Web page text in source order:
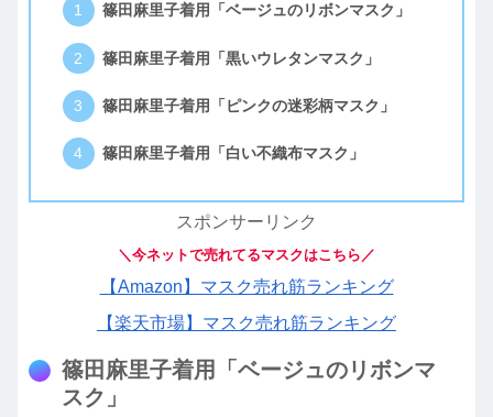
篠田麻里子着用「ベージュのリボンマスク」
篠田麻里子着用「黒いウレタンマスク」
篠田麻里子着用「ピンクの迷彩柄マスク」
篠田麻里子着用「白い不織布マスク」
スポンサーリンク
＼今ネットで売れてるマスクはこちら／
【Amazon】マスク売れ筋ランキング
【楽天市場】マスク売れ筋ランキング
篠田麻里子着用「ベージュのリボンマ
スク」